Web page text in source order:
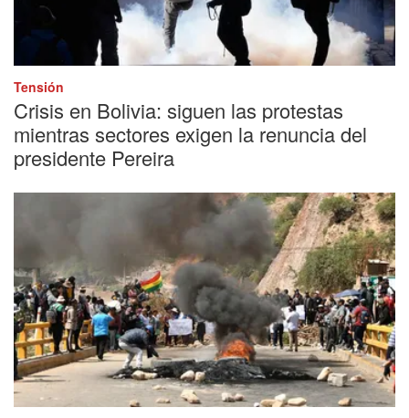
Tensión
Crisis en Bolivia: siguen las protestas
mientras sectores exigen la renuncia del
presidente Pereira